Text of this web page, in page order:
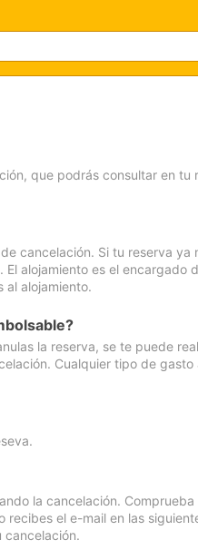
que podrás consultar en tu
cancelación. Si tu reserva ya
alojamiento es el encargado
al alojamiento.
la reserva, se te puede
Cualquier tipo de gasto
la cancelación.
el e-mail en las
cancelación.